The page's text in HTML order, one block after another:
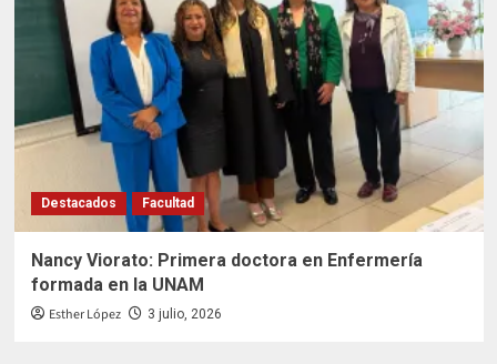
Destacados Facultad
Nancy Viorato: Primera doctora en Enfermería
formada en la UNAM
Esther López 3 julio, 2026